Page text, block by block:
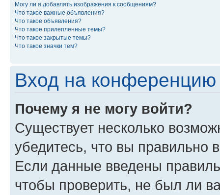
Могу ли я добавлять изображения к сообщениям?
Что такое важные объявления?
Что такое объявления?
Что такое прилепленные темы?
Что такое закрытые темы?
Что такое значки тем?
Вход на конференцию
Почему я не могу войти?
Существует несколько
убедитесь, что вы правильно
Если данные введены
чтобы проверить, не был ли